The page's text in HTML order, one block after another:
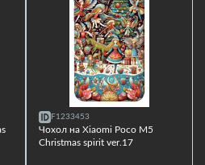
F1233453
Чохол на Xiaomi Poco M5
Christmas spirit ver.17